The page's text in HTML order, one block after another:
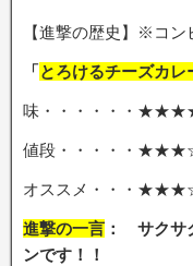
【進撃の歴史】※コン
「とろけるチーズカレ
味・・・・・・
値段・・・・・
オススメ・・・
進撃の一言 ： サクサ
ンです！
！